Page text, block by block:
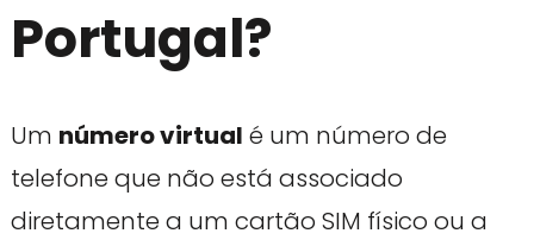
Portugal?
Um número virtual é um número de
telefone que não está associado
diretamente a um cartão SIM físico ou a